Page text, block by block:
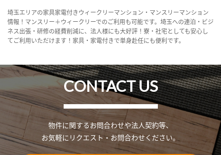
埼玉エリアの家具家電付きウィークリーマンション・マンスリーマンション
情報！マンスリー＋ウィークリーでのご利用も可能です。埼玉への連泊・ビジ
ネス出張・研修の経費削減に、法人様にも大好評！寮・社宅としても安心し
てご利用いただけます！家具・家電付きで単身赴任にも便利です。
CONTACT US
物件に関するお問合わせや法人契約等、
お気軽にリクエスト・お問合わせください。